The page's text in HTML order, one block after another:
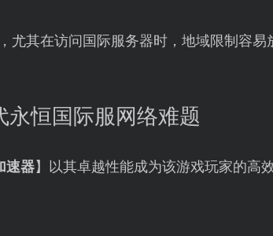
其在访问国际服务器时，地域限制容易
永恒国际服网络难题
速器】以其卓越性能成为该游戏玩家的高效